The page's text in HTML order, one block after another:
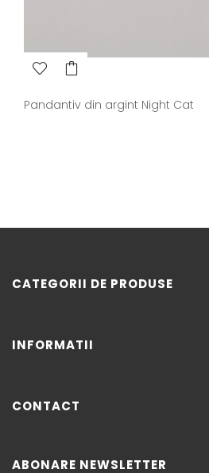
Pandantiv din argint Night Cat
CATEGORII DE PRODUSE
INFORMATII
CONTACT
ABONARE NEWSLETTER